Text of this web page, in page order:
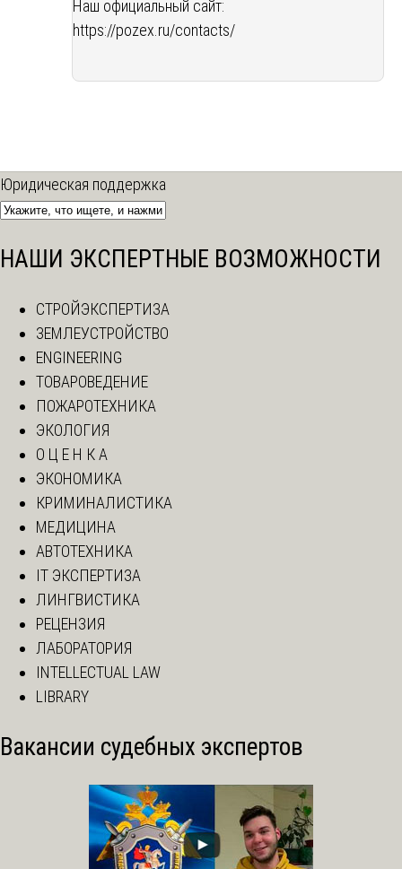
Наш официальный сайт:
https://pozex.ru/contacts/
Юридическая поддержка
НАШИ ЭКСПЕРТНЫЕ ВОЗМОЖНОСТИ
СТРОЙЭКСПЕРТИЗА
ЗЕМЛЕУСТРОЙСТВО
ENGINEERING
ТОВАРОВЕДЕНИЕ
ПОЖАРОТЕХНИКА
ЭКОЛОГИЯ
О Ц Е Н К А
ЭКОНОМИКА
КРИМИНАЛИСТИКА
МЕДИЦИНА
АВТОТЕХНИКА
IT ЭКСПЕРТИЗА
ЛИНГВИСТИКА
РЕЦЕНЗИЯ
ЛАБОРАТОРИЯ
INTELLECTUAL LAW
LIBRARY
Вакансии судебных экспертов